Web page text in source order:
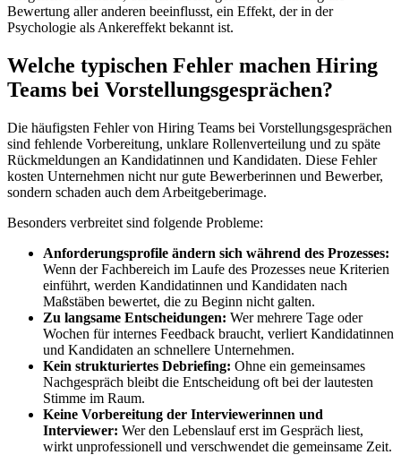
Bewertung aller anderen beeinflusst, ein Effekt, der in der
Psychologie als Ankereffekt bekannt ist.
Welche typischen Fehler machen Hiring
Teams bei Vorstellungsgesprächen?
Die häufigsten Fehler von Hiring Teams bei Vorstellungsgesprächen
sind fehlende Vorbereitung, unklare Rollenverteilung und zu späte
Rückmeldungen an Kandidatinnen und Kandidaten. Diese Fehler
kosten Unternehmen nicht nur gute Bewerberinnen und Bewerber,
sondern schaden auch dem Arbeitgeberimage.
Besonders verbreitet sind folgende Probleme:
Anforderungsprofile ändern sich während des Prozesses:
Wenn der Fachbereich im Laufe des Prozesses neue Kriterien
einführt, werden Kandidatinnen und Kandidaten nach
Maßstäben bewertet, die zu Beginn nicht galten.
Zu langsame Entscheidungen: Wer mehrere Tage oder
Wochen für internes Feedback braucht, verliert Kandidatinnen
und Kandidaten an schnellere Unternehmen.
Kein strukturiertes Debriefing: Ohne ein gemeinsames
Nachgespräch bleibt die Entscheidung oft bei der lautesten
Stimme im Raum.
Keine Vorbereitung der Interviewerinnen und
Interviewer: Wer den Lebenslauf erst im Gespräch liest,
wirkt unprofessionell und verschwendet die gemeinsame Zeit.